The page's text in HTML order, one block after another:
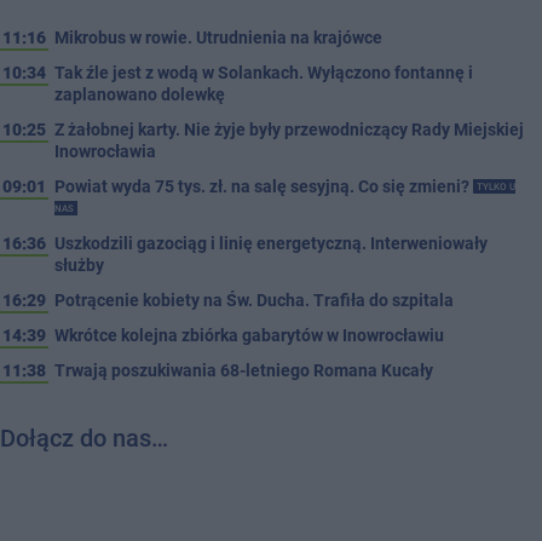
11:16 Mikrobus w rowie. Utrudnienia na krajówce
10:34 Tak źle jest z wodą w Solankach. Wyłączono fontannę i
zaplanowano dolewkę
10:25 Z żałobnej karty. Nie żyje były przewodniczący Rady Miejskiej
Inowrocławia
09:01
Powiat wyda 75 tys. zł. na salę sesyjną. Co się zmieni?
TYLKO U
NAS
16:36 Uszkodzili gazociąg i linię energetyczną. Interweniowały
służby
16:29 Potrącenie kobiety na Św. Ducha. Trafiła do szpitala
14:39 Wkrótce kolejna zbiórka gabarytów w Inowrocławiu
11:38 Trwają poszukiwania 68-letniego Romana Kucały
Dołącz do nas…